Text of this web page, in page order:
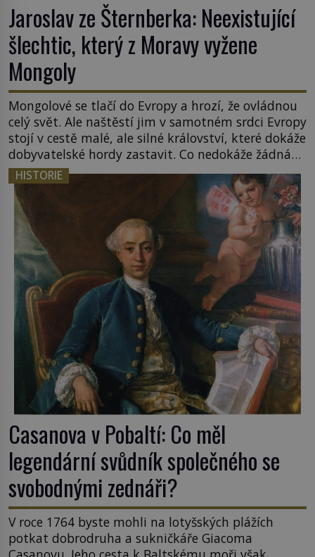
Jaroslav ze Šternberka: Neexistující
šlechtic, který z Moravy vyžene
Mongoly
Mongolové se tlačí do Evropy a hrozí, že ovládnou
celý svět. Ale naštěstí jim v samotném srdci Evropy
stojí v cestě malé, ale silné království, které dokáže
dobyvatelské hordy zastavit. Co nedokáže žádná
z asijských říší, co nedokážou Němci – to dokáže
český král. Nebo že by ne? Mongolové od roku 1223
postupují podél Kaspického a Azovského moře, […]
HISTORIE
Casanova v Pobaltí: Co měl
legendární svůdník společného se
svobodnými zednáři?
V roce 1764 byste mohli na lotyšských plážích
potkat dobrodruha a sukničkáře Giacoma